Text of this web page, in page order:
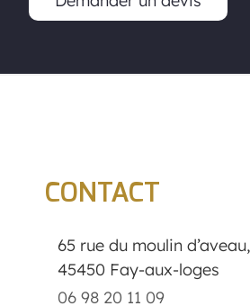
CONTACT
65 rue du moulin d’aveau,
45450 Fay-aux-loges
06 98 20 11 09